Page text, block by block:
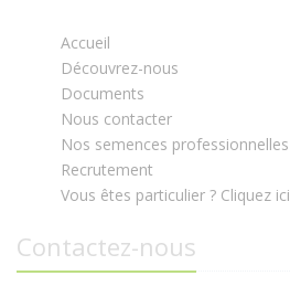
Accueil
Découvrez-nous
Documents
Nous contacter
Nos semences professionnelles
Recrutement
Vous êtes particulier ? Cliquez ici
Contactez-nous